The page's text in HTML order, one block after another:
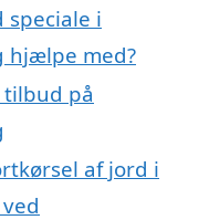
speciale i
hjælpe med?
på
af jord i